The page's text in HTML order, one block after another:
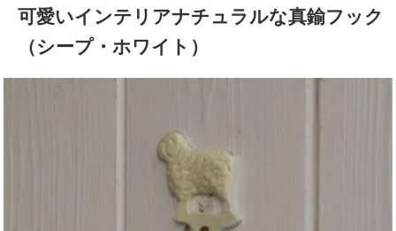
可愛いインテリアナチュラルな真鍮フック
（シープ・ホワイト）